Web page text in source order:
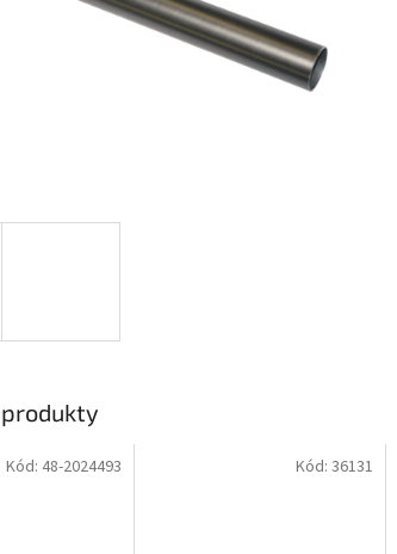
Kód: 48-2024493 Kód: 36131